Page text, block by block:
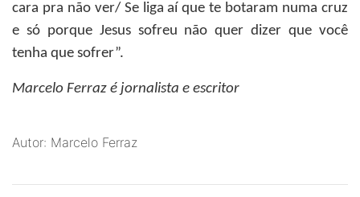
cara pra não ver/ Se liga aí que te botaram numa cruz
e só porque Jesus sofreu não quer dizer que você
tenha que sofrer”.
Marcelo Ferraz é jornalista e escritor
Autor: Marcelo Ferraz